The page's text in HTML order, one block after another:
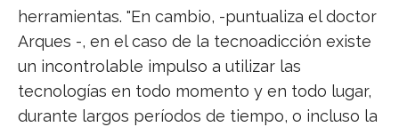
herramientas. "En cambio, -puntualiza el doctor
Arques -, en el caso de la tecnoadicción existe
un incontrolable impulso a utilizar las
tecnologías en todo momento y en todo lugar,
durante largos períodos de tiempo, o incluso la